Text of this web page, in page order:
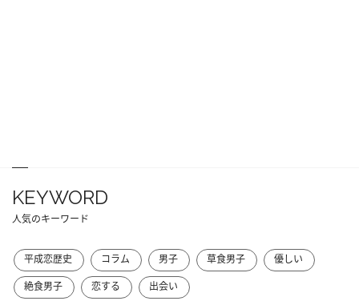
KEYWORD
人気のキーワード
平成恋歴史 コラム 男子 草食男子
優しい
絶食男子
恋する 出会い